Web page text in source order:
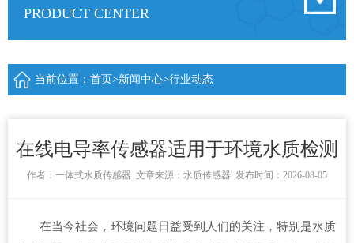
PRODUCT CENTER
当前位置： 首页>新闻中心>行业动态
在线电导率传感器适用于环境水质检测
作者： 一体式水质传感器 文章来源： 水质传感器 发布时间：2026-08-05
在当今社会，环境问题日益受到人们的关注，特别是水质